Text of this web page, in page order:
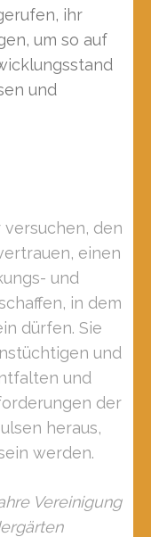
ihr
um so auf
und
den
einen
und
in dem
dürfen. Sie
und
und
der
heraus,
werden.
Vereinigung